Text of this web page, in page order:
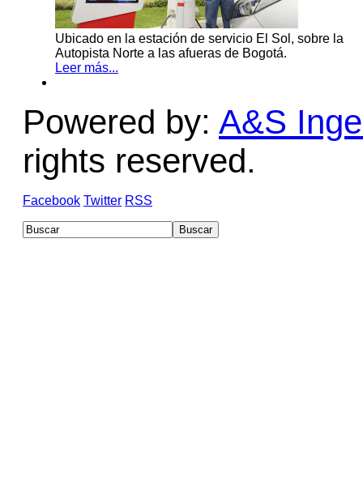
Ubicado en la estación de servicio El Sol, sobre la
Autopista Norte a las afueras de Bogotá.
Leer más...
Powered by: A&S
rights reserved.
Facebook Twitter RSS